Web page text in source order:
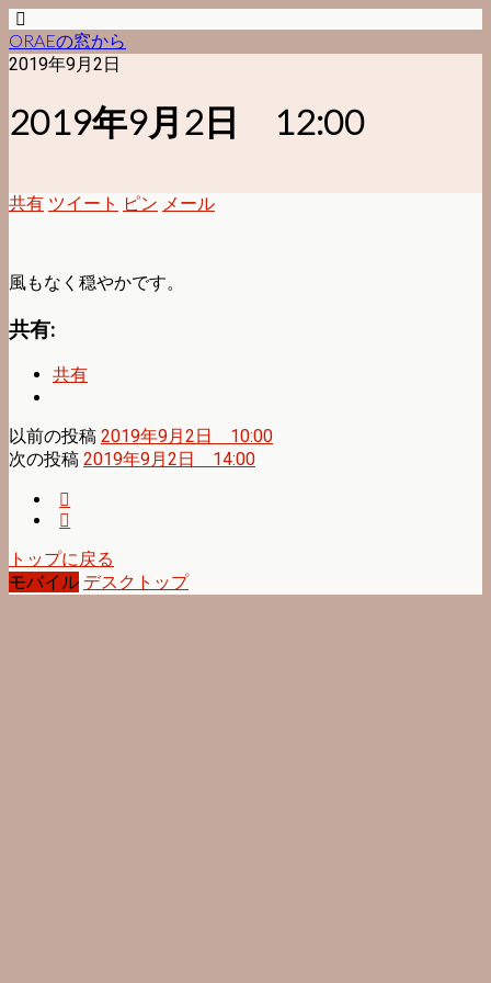
ORAEの窓から
2019年9月2日
2019年9月2日 12:00
共有 ツイート ピン メール
風もなく穏やかです。
共有:
共有
以前の投稿 2019年9月2日 10:00
次の投稿 2019年9月2日 14:00
トップに戻る
モバイル デスクトップ